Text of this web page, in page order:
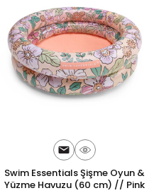
Swim Essentials Şişme Oyun &
Yüzme Havuzu (60 cm) // Pink